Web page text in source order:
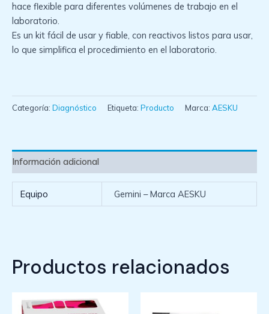
hace flexible para diferentes volúmenes de trabajo en el
laboratorio.
Es un kit fácil de usar y fiable, con reactivos listos para usar,
lo que simplifica el procedimiento en el laboratorio.
Categoría: Diagnóstico Etiqueta: Producto Marca: AESKU
Información adicional
Equipo Gemini – Marca AESKU
Productos relacionados